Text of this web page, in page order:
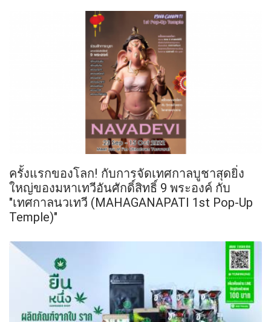
ครั้งแรกของโลก! กับการจัดเทศกาลบูชาสุดยิ่ง
ใหญ่ของมหาเทวีอันศักดิ์สิทธิ์ 9 พระองค์ กับ
"เทศกาลนวเทวี (MAHAGANAPATI 1st Pop-Up
Temple)"